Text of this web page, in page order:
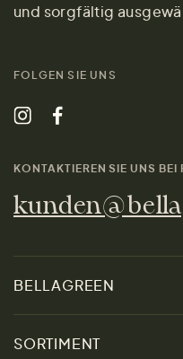
und sorgfältig
FOLGEN SIE UNS
KONTAKTIEREN SIE UNS BEI
BELLAGREEN
SORTIMENT